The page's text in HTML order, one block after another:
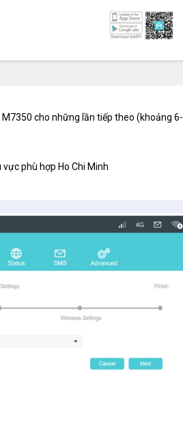
cho những lần tiếp theo (khoảng
phù hợp Ho Chi Minh